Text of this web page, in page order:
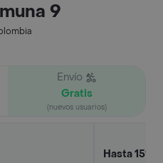
9
Envío
Gratis
(nuevos usuarios)
Hasta 15%